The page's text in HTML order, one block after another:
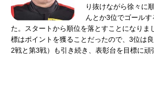
り抜けながら徐々に
んとか3位でゴール
た。スタートから順位を落とすことになりま
標はポイントを獲ることだったので、3位は
2戦と第3戦）も引き続き、表彰台を⽬標に頑